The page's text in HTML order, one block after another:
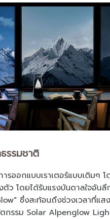
รรมชาติ
รออกแบบเราเตอร์แบบเดิมๆ
ว โดยได้รับแรงบันดาลใจอัน
ซึ่งสะท้อนถึงช่วงเวลาที่แส
กรรม Solar Alpenglow